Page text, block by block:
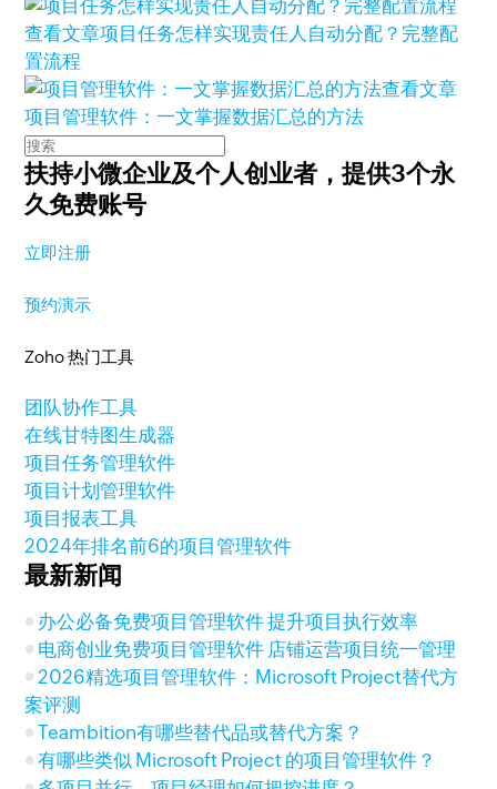
查看文章项目任务怎样实现责任人自动分配？完整配
置流程
查看文章
项目管理软件：一文掌握数据汇总的方法
扶持小微企业及个人创业者，提供3个永
久免费账号
立即注册
预约演示
Zoho 热门工具
团队协作工具
在线甘特图生成器
项目任务管理软件
项目计划管理软件
项目报表工具
2024年排名前6的项目管理软件
最新新闻
办公必备免费项目管理软件 提升项目执行效率
电商创业免费项目管理软件 店铺运营项目统一管理
2026精选项目管理软件：Microsoft Project替代方
案评测
Teambition有哪些替代品或替代方案？
有哪些类似 Microsoft Project 的项目管理软件？